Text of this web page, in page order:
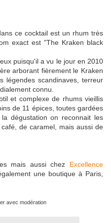
ce cocktail est un rhum très
exact est "The Kraken black
puisqu'il a vu le jour en 2010
arborant fièrement le Kraken
légendes scandinaves, terreur
connu.
et complexe de rhums vieillis
de 11 épices, toutes gardées
dégustation on reconnait les
de caramel, mais aussi de
mais aussi chez Excellence
une boutique à Paris,
avec modération